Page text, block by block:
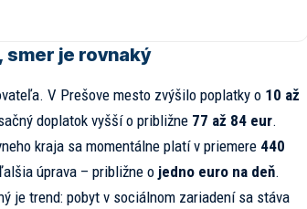
smer je rovnaký
V Prešove mesto zvýšilo poplatky o 10 až
doplatok vyšší o približne 77 až 84 eur.
kraja sa momentálne platí v priemere 440
úprava – približne o jedno euro na deň.
je trend: pobyt v sociálnom zariadení sa stáva